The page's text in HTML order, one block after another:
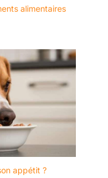
alimentaires
appétit ?